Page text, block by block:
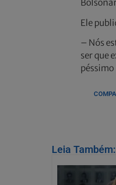
Ele
– Nós
ser que
Leia Também: